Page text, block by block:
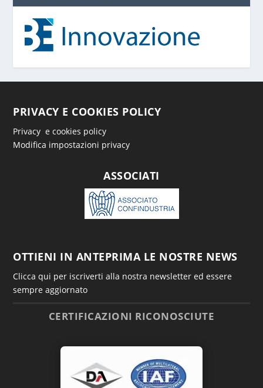
PRIVACY E COOKIES POLICY
Privacy e cookies policy
Modifica impostazioni privacy
ASSOCIATI
OTTIENI IN ANTEPRIMA LE NOSTRE NEWS
Clicca qui per iscriverti alla nostra newsletter ed essere
sempre aggiornato
CERTIFICAZIONI RICONOSCIUTE